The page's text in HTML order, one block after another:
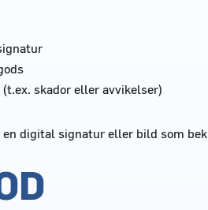
skador eller avvikelser)
digital signatur eller bild som